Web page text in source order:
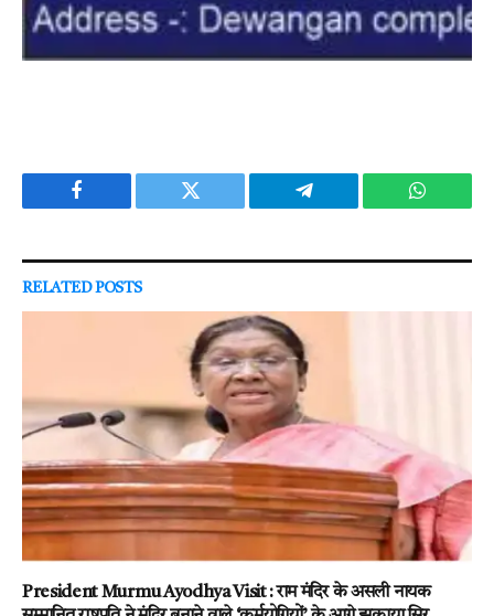
Facebook Twitter Telegram
RELATEDPOSTS
President Murmu Ayodhya Visit : राम मंदिर के असली नायक